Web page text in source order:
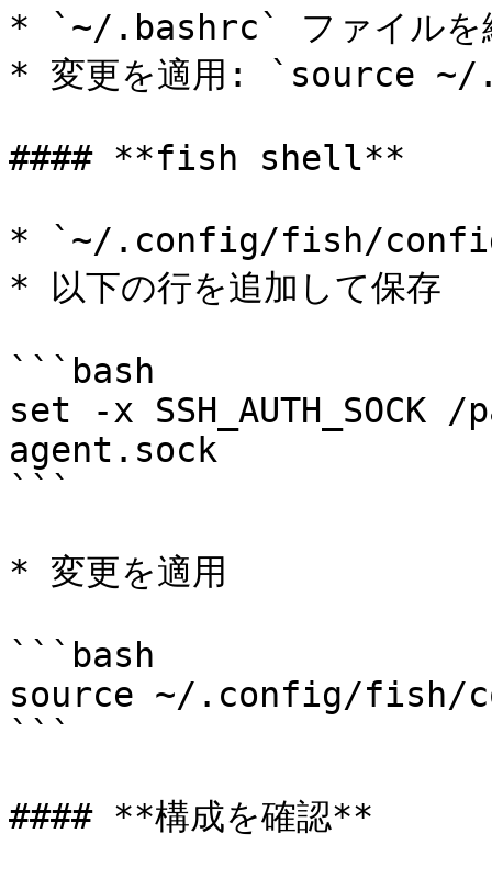
* `~/.bashrc` ファイルを
* 変更を適用: `source
#### **fish shell**
* `~/.config/fish/
* 以下の行を追加して保存
```bash
set -x
agent.sock
```
* 変更を適用
```bash
source ~/.config/fish/
```
#### **構成を確認**